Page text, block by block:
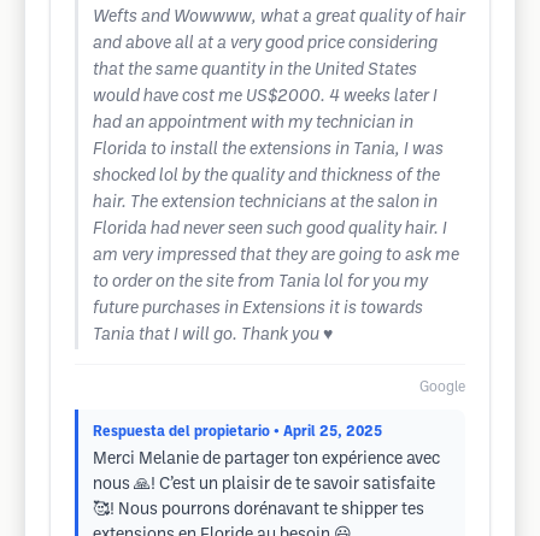
Wefts and Wowwww, what a great quality of hair
and above all at a very good price considering
that the same quantity in the United States
would have cost me US$2000. 4 weeks later I
had an appointment with my technician in
Florida to install the extensions in Tania, I was
shocked lol by the quality and thickness of the
hair. The extension technicians at the salon in
Florida had never seen such good quality hair. I
am very impressed that they are going to ask me
to order on the site from Tania lol for you my
future purchases in Extensions it is towards
Tania that I will go. Thank you ♥️
Google
Respuesta del propietario • April 25, 2025
Merci Melanie de partager ton expérience avec
nous 🙏! C’est un plaisir de te savoir satisfaite
🥰! Nous pourrons dorénavant te shipper tes